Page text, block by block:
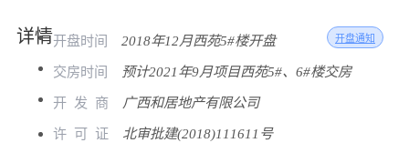
详情开盘时间 2018年12月西苑5#楼开盘 开盘通知
交房时间
预计2021年9月项目西苑5#、6#楼交房
开 发 商
广西和居地产有限公司
许 可 证 北审批建(2018)111611号